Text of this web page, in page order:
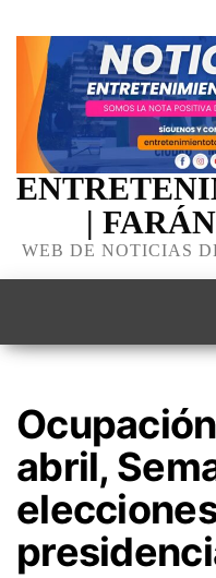
|
WEB DE NOTICIAS
abril,